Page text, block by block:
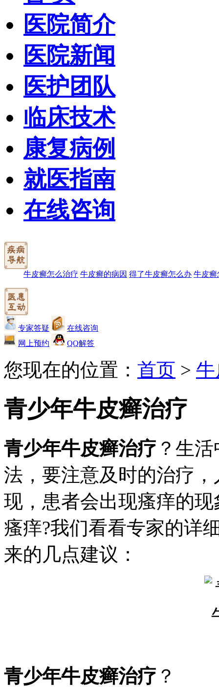
医院简介
医院新闻
医护团队
临床技术
康复病例
就医指南
在线咨询
牛皮癣怎么治疗 牛皮癣的病因 得了牛皮癣怎么办 牛皮癣
专家答疑
在线咨询
网上预约
QQ解答
您现在的位置： 首页 >
青少年牛皮癣治疗
青少年牛皮癣治疗 ？生
法，要注意及时的治疗
现，患者会出现瘙痒的
瘙痒?我们看看专家的详
来的几点建议：
青少年牛皮癣治疗 ？